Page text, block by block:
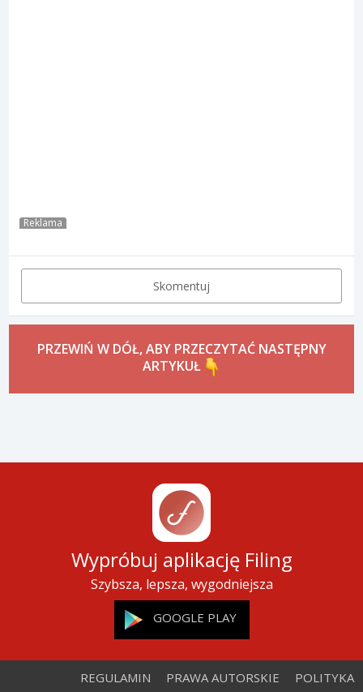
Reklama
Skomentuj
PRZEWIŃ W DÓŁ, ABY PRZECZYTAĆ NASTĘPNY
ARTYKUŁ
Wypróbuj aplikację Filing
Szybsza, lepsza, wygodniejsza
GOOGLE PLAY
REGULAMIN PRAWA AUTORSKIE POLITYKA